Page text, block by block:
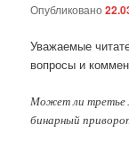
Опубликовано
Уважаемые
вопросы и
Может ли третье
бинарный